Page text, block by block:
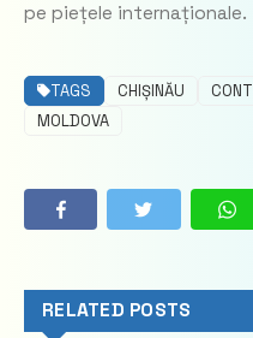
pe piețele internaționale.
TAGS CHIȘINĂU CONT
MOLDOVA
RELATED POSTS